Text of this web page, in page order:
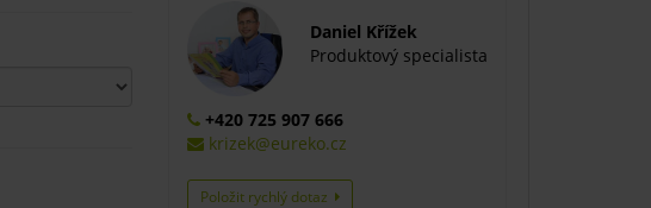
Daniel Křížek
Produktový specialista
+420 725 907 666
krizek@eureko.cz
Položit rychlý dotaz